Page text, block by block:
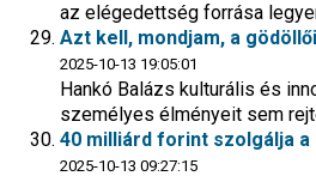
az elégedettség forrása
Azt kell, mondjam, a
2025-10-13 19:05:01
Hankó Balázs kulturális és
személyes élményeit sem
40 milliárd forint szolgálja
2025-10-13 09:27:15